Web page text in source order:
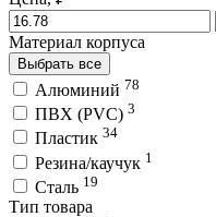
Материал корпуса
Выбрать все
Алюминий 78
ПВХ (PVC) 3
Пластик 34
Резина/каучук 1
Сталь 19
Тип товара